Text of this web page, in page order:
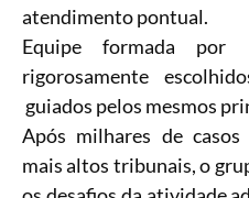
atendimento pontual.
Equipe formada por
rigorosamente
guiados pelos mesmos
Após milhares de
mais altos tribunais, o